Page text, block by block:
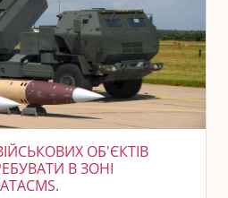
ОБ'ЄКТІВ
В ЗОНІ